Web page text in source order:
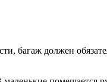
багаж должен